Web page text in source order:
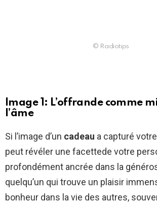
© Radiotips
Image 1: L’offrande comme
l’âme
Si l’image d’un cadeau a capturé
peut révéler une facettede votre
profondément ancrée dans la
quelqu’un qui trouve un plaisir
bonheur dans la vie des autres,